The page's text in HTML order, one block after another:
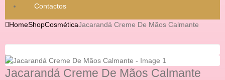
Contactos
HomeShopCosméticaJacarandá Creme De Mãos Calmante
Jacarandá Creme De Mãos Calmante